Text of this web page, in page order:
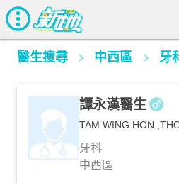
醫生搜尋 中西區 牙
譚永漢醫生
TAM WING HON
牙科
中西區